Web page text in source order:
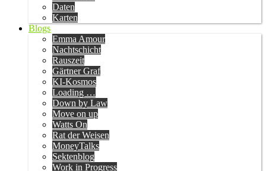
Daten
Karten
Blogs
Emma Amour
Nachtschicht
Rauszeit
Gärtner Graf
KI-Kosmos
Loading …
Down by Law
Move on up
Watts On
Rat der Weisen
MoneyTalks
Sektenblog
Work in Progress